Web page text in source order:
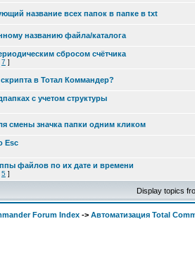
название всех папок в папке в txt
названию файла/каталога
сбросом счётчика
7 ]
в Тотал Коммандер?
с учетом структуры
смены значка папки одним кликом
Esc
файлов по их дате и времени
5 ]
Display topics
Forum Index -> Автоматизация Total